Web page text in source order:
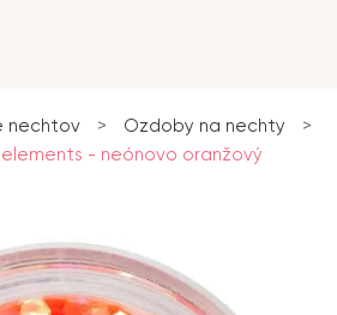
nechtov > Ozdoby na nechty
>
- neónovo oranžový